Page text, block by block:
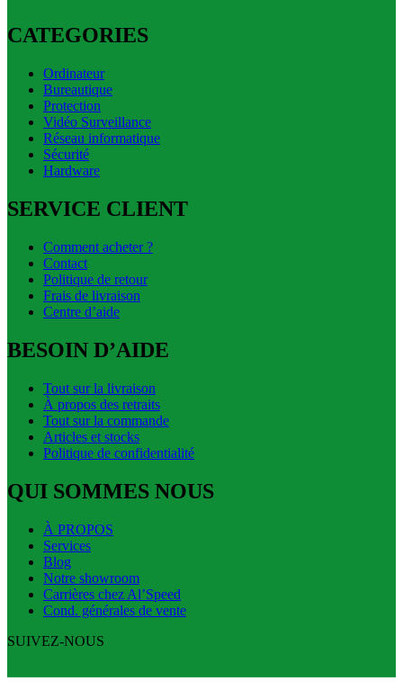
CATEGORIES
Ordinateur
Bureautique
Protection
Vidéo Surveillance
Réseau informatique
Sécurité
Hardware
SERVICE CLIENT
Comment acheter ?
Contact
Politique de retour
Frais de livraison
Centre d’aide
BESOIN D’AIDE
Tout sur la livraison
À propos des retraits
Tout sur la commande
Articles et stocks
Politique de confidentialité
QUI SOMMES NOUS
À PROPOS
Services
Blog
Notre showroom
Carrières chez Al’Speed
Cond. générales de vente
SUIVEZ-NOUS